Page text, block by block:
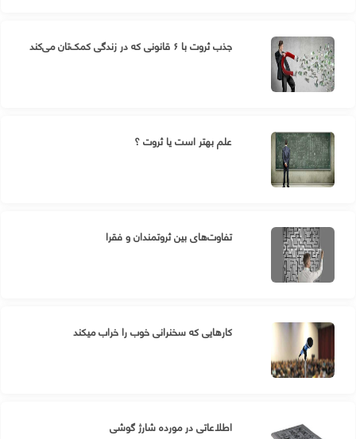
جذب ثروت با ۶ قانونی که در زندگی کمک‌تان می‌کند
علم بهتر است یا ثروت ؟
تفاوت‌های بین ثروتمندان و فقرا
کارهایی که سخنرانی خوب را خراب میکند
اطلاعاتی در مورده شارژ گوشی